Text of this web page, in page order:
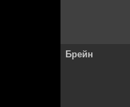
Брейн